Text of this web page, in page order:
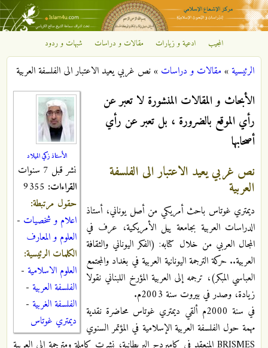
تجاوز إلى المحتوى الرئيسي
مركز
الإشعاع
الإسلامي
المجيب ادعية و زيارات مقالات و دراسات شبهات و ردود
أنت هنا
الرئيسية»مقالات و دراسات »نص غربي يعيد الاعتبار الى الفلسفة العربية
الأستاذ زكي الميلاد
نشر قبل 7 سنوات
القراءات:
حقول مرتبطة:
اعلام و شخصيات -
العلوم و المعارف
الكلمات الرئيسية:
العلوم الاسلامية -
الفلسفة العربية -
الفلسفة الغربية -
ديمتري غوتاس
الأبحاث و المقالات المنشورة لا تعبر عن
رأي الموقع بالضرورة ، بل تعبر عن رأي
أصحابها
نص غربي يعيد الاعتبار الى الفلسفة
العربية
ديمتري غوتاس باحث أمريكي من أصل يوناني، أستاذ
الدراسات العربية بجامعة ييل الأمريكية، عرف في
المجال العربي من خلال كتابه: (الفكر اليوناني والثقافة
العربية.. حركة الترجمة اليونانية العربية في بغداد والمجتمع
العباسي المبكر)، ترجمه إلى العربية المؤرخ اللبناني نقولا
زيادة، وصدر في بيروت سنة 2003م.
في سنة 2000م ألقي ديمتري غوتاس محاضرة نقدية
مهمة حول الفلسفة العربية الإسلامية في المؤتمر السنوي